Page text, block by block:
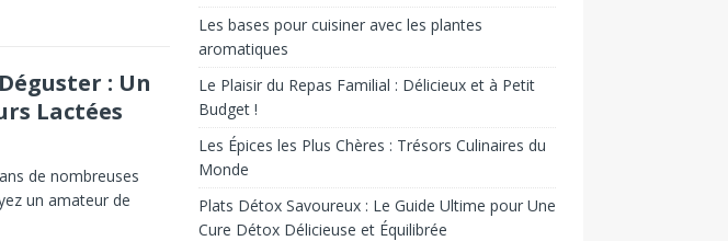
: Un
Lactées
de nombreuses
un amateur de
Les bases pour cuisiner avec les plantes
aromatiques
Le Plaisir du Repas Familial : Délicieux et à Petit
Budget !
Les Épices les Plus Chères : Trésors Culinaires du
Monde
Plats Détox Savoureux : Le Guide Ultime pour Une
Cure Détox Délicieuse et Équilibrée